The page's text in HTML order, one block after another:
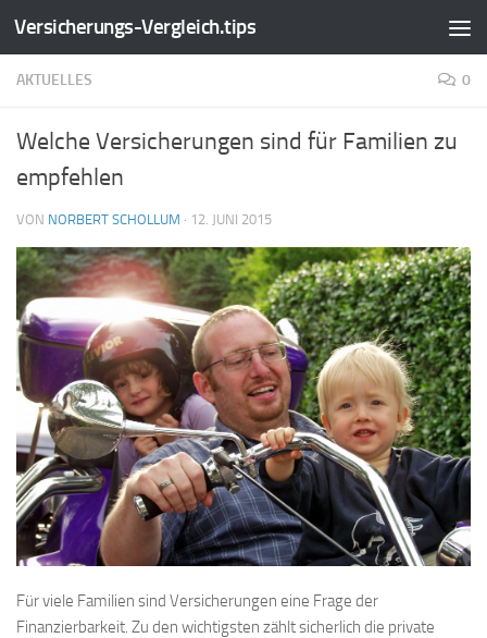
Zum Inhalt springen
Versicherungs-Vergleich.tips
AKTUELLES 0
Welche Versicherungen sind für Familien zu
empfehlen
VON NORBERT SCHOLLUM · 12. JUNI 2015
Für viele Familien sind Versicherungen eine Frage der
Finanzierbarkeit. Zu den wichtigsten zählt sicherlich die private